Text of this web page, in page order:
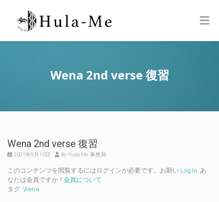
Wena 2nd verse 復習
Wena 2nd verse 復習
2021年9月10日 By Hula-Me 事務局
このコンテンツを閲覧するにはログインが必要です。お願い Log In. あ
なたは会員ですか ? 会員について
タグ: Wena